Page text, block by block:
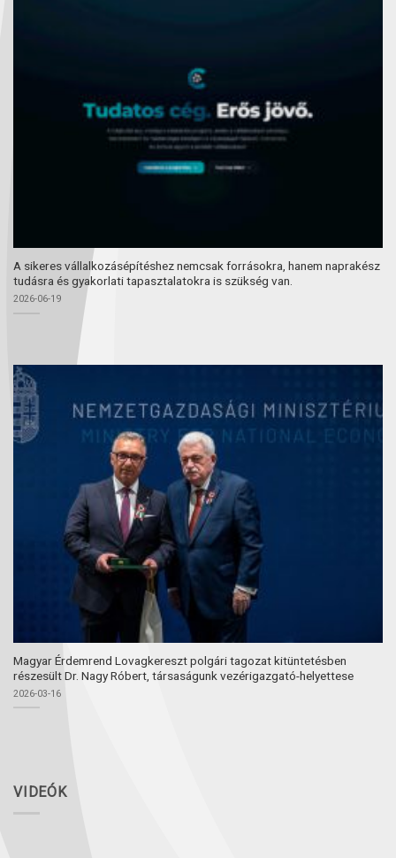
A sikeres vállalkozásépítéshez nemcsak forrásokra, hanem naprakész
tudásra és gyakorlati tapasztalatokra is szükség van.
2026-06-19
Magyar Érdemrend Lovagkereszt polgári tagozat kitüntetésben
részesült Dr. Nagy Róbert, társaságunk vezérigazgató-helyettese
2026-03-16
VIDEÓK